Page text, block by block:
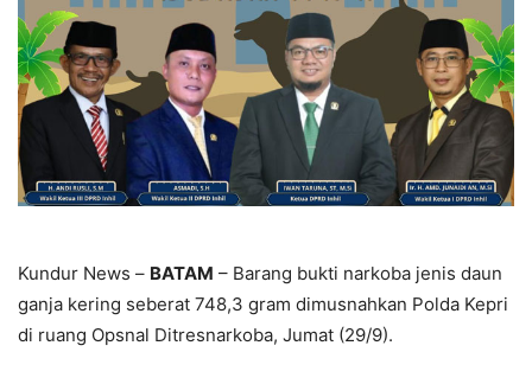
Kundur News – BATAM – Barang bukti narkoba jenis daun
ganja kering seberat 748,3 gram dimusnahkan Polda Kepri
di ruang Opsnal Ditresnarkoba, Jumat (29/9).